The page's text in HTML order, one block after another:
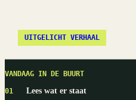
UITGELICHT VERHAAL
VANDAAG IN DE BUURT
01 Lees wat er staat